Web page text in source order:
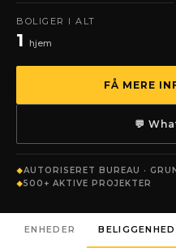
BOLIGER I ALT
1 hjem
FÅ MERE
💬
AUTORISERET BUREAU ·
500+ AKTIVE PROJEKTER
ENHEDER BELIGGENHED